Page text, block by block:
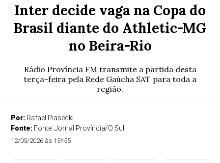
Inter decide vaga na Copa do
Brasil diante do Athletic-MG
no Beira-Rio
Rádio Província FM transmite a partida desta
terça-feira pela Rede Gaúcha SAT para toda a
região.
Por: Rafael Piasecki
Fonte: Fonte: Jornal Província/O Sul
12/05/2026 às 15h55